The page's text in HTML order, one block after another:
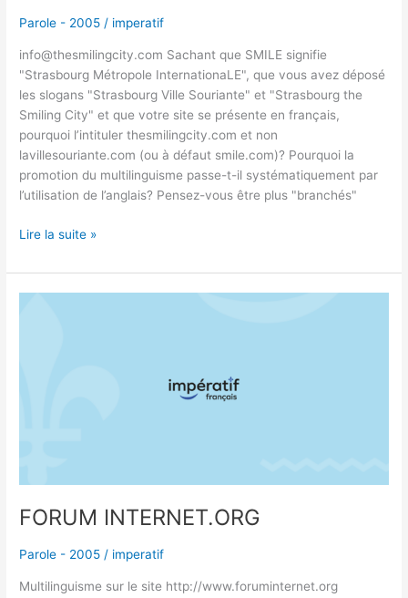
Parole - 2005 / imperatif
info@thesmilingcity.com Sachant que SMILE signifie
"Strasbourg Métropole InternationaLE", que vous avez déposé
les slogans "Strasbourg Ville Souriante" et "Strasbourg the
Smiling City" et que votre site se présente en français,
pourquoi l’intituler thesmilingcity.com et non
lavillesouriante.com (ou à défaut smile.com)? Pourquoi la
promotion du multilinguisme passe-t-il systématiquement par
l’utilisation de l’anglais? Pensez-vous être plus "branchés"
Lire la suite »
FORUM INTERNET.ORG
Parole - 2005 / imperatif
Multilinguisme sur le site http://www.foruminternet.org